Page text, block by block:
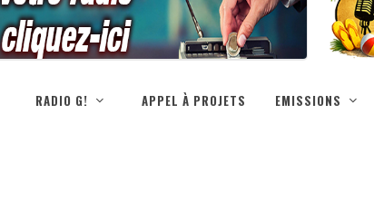
RADIO G! APPEL À PROJETS EMISSIONS